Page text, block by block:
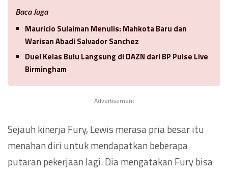
Baca Juga
Mauricio Sulaiman Menulis: Mahkota Baru dan
Warisan Abadi Salvador Sanchez
Duel Kelas Bulu Langsung di DAZN dari BP Pulse Live
Birmingham
Advertisement
Sejauh kinerja Fury, Lewis merasa pria besar itu
menahan diri untuk mendapatkan beberapa
putaran pekerjaan lagi. Dia mengatakan Fury bisa